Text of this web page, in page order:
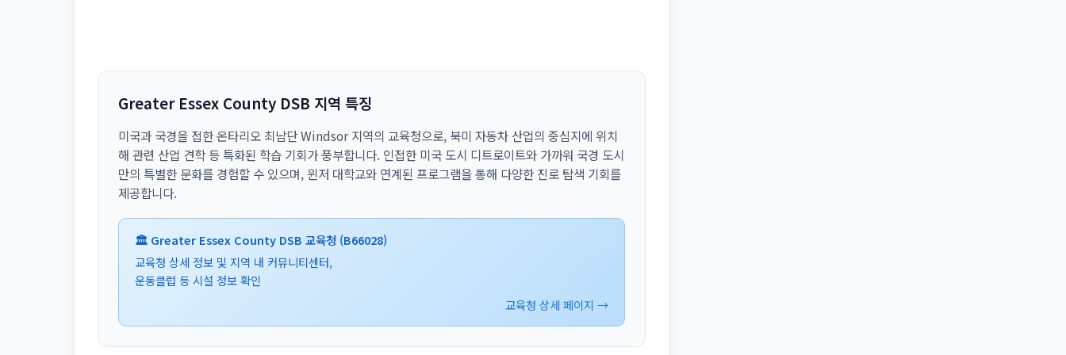
Greater Essex County DSB 지역 특징
미국과 국경을 접한 온타리오 최남단 Windsor 지역의 교육청으로, 북미 자동차 산업의 중심지에 위치
해 관련 산업 견학 등 특화된 학습 기회가 풍부합니다. 인접한 미국 도시 디트로이트와 가까워 국경 도시
만의 특별한 문화를 경험할 수 있으며, 윈저 대학교와 연계된 프로그램을 통해 다양한 진로 탐색 기회를
제공합니다.
🏛️ Greater Essex County DSB 교육청 (B66028)
교육청 상세 정보 및 지역 내 커뮤니티센터,
운동클럽 등 시설 정보 확인
교육청 상세 페이지 →